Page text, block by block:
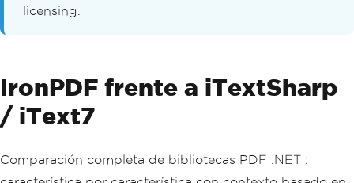
licensing.
IronPDF frente a iTextSharp
/ iText7
Comparación completa de bibliotecas PDF .NET :